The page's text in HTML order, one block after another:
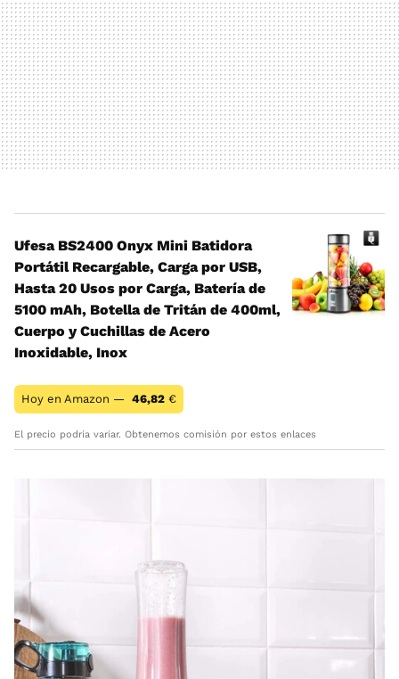
Ufesa BS2400 Onyx Mini Batidora
Portátil Recargable, Carga por USB,
Hasta 20 Usos por Carga, Batería de
5100 mAh, Botella de Tritán de 400ml,
Cuerpo y Cuchillas de Acero
Inoxidable, Inox
Hoy en Amazon — 46,82 €
El precio podría variar. Obtenemos comisión por estos enlaces